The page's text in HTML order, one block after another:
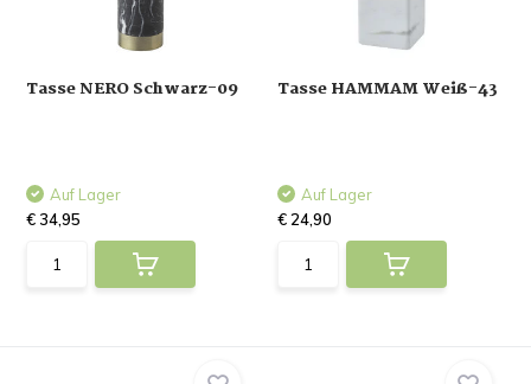
Tasse NERO Schwarz-09
Auf Lager
€ 34,95
Tasse HAMMAM Weiß-43
Auf Lager
€ 24,90